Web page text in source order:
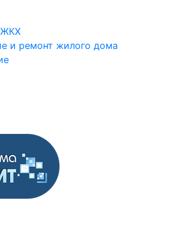
ЖКХ
и ремонт жилого дома